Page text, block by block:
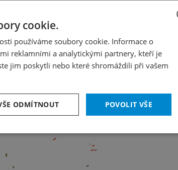
ENGLISH
cookie.
používáme soubory cookie. Informace o
reklamními a analytickými partnery, kteří je
jim poskytli nebo které shromáždili při vašem
POVOLIT VŠE
ODMÍTNOUT